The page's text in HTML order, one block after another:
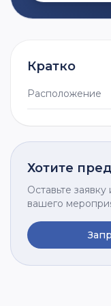
Кратко
Расположение
Хотите
Оставьте
вашего